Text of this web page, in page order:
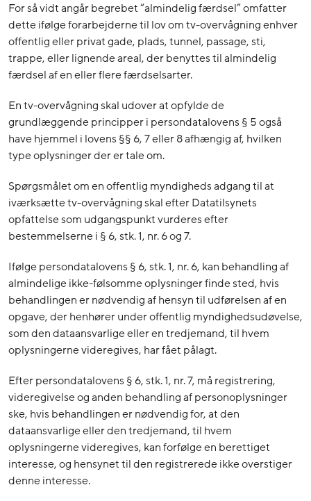
For så vidt angår begrebet “almindelig færdsel” omfatter
dette ifølge forarbejderne til lov om tv-overvågning enhver
offentlig eller privat gade, plads, tunnel, passage, sti,
trappe, eller lignende areal, der benyttes til almindelig
færdsel af en eller flere færdselsarter.
En tv-overvågning skal udover at opfylde de
grundlæggende principper i persondatalovens § 5 også
have hjemmel i lovens §§ 6, 7 eller 8 afhængig af, hvilken
type oplysninger der er tale om.
Spørgsmålet om en offentlig myndigheds adgang til at
iværksætte tv-overvågning skal efter Datatilsynets
opfattelse som udgangspunkt vurderes efter
bestemmelserne i § 6, stk. 1, nr. 6 og 7.
Ifølge persondatalovens § 6, stk. 1, nr. 6, kan behandling af
almindelige ikke-følsomme oplysninger finde sted, hvis
behandlingen er nødvendig af hensyn til udførelsen af en
opgave, der henhører under offentlig myndighedsudøvelse,
som den dataansvarlige eller en tredjemand, til hvem
oplysningerne videregives, har fået pålagt.
Efter persondatalovens § 6, stk. 1, nr. 7, må registrering,
videregivelse og anden behandling af personoplysninger
ske, hvis behandlingen er nødvendig for, at den
dataansvarlige eller den tredjemand, til hvem
oplysningerne videregives, kan forfølge en berettiget
interesse, og hensynet til den registrerede ikke overstiger
denne interesse.